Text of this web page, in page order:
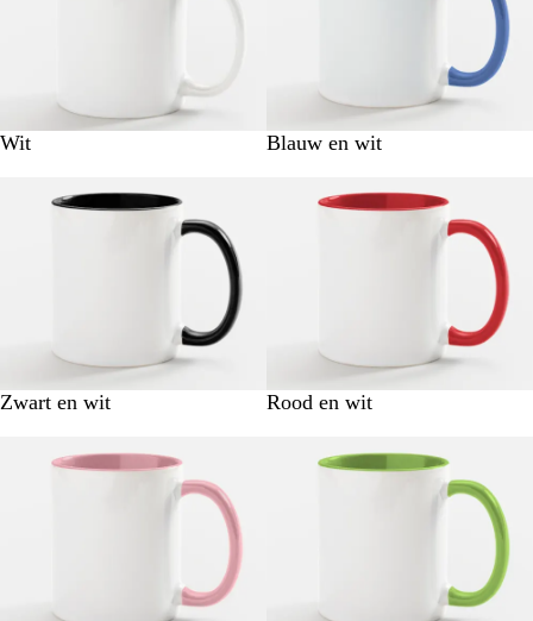
Wit Blauw en wit
Zwart en wit Rood en wit